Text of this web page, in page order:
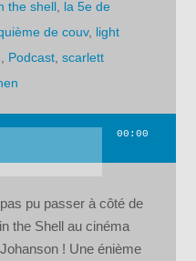
the shell la 5e de
de couv, light
Podcast ,scarlett
00:00
pu passer à côté de
the Shell au cinéma
! Une énième